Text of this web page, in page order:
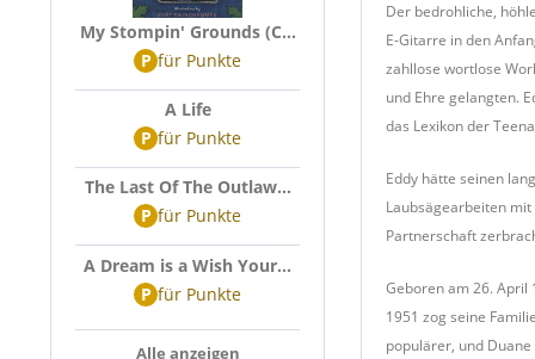
My Stompin' Grounds (C...
P für Punkte
A Life
P für Punkte
The Last Of The Outlaw...
P für Punkte
A Dream is a Wish Your...
P für Punkte
Alle anzeigen
Der bedrohliche,
E-Gitarre in den
zahllose wortlose
und Ehre gelangten.
das Lexikon der
Eddy hätte seinen
Laubsägearbeiten
Partnerschaft
Geboren am 26. April
1951 zog seine
populärer, und